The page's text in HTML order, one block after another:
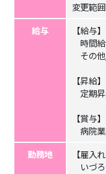
変更範
給与
【給与】
時間
その
【昇給】
定期昇
【賞与】
病院
勤務地
【雇入
いづ